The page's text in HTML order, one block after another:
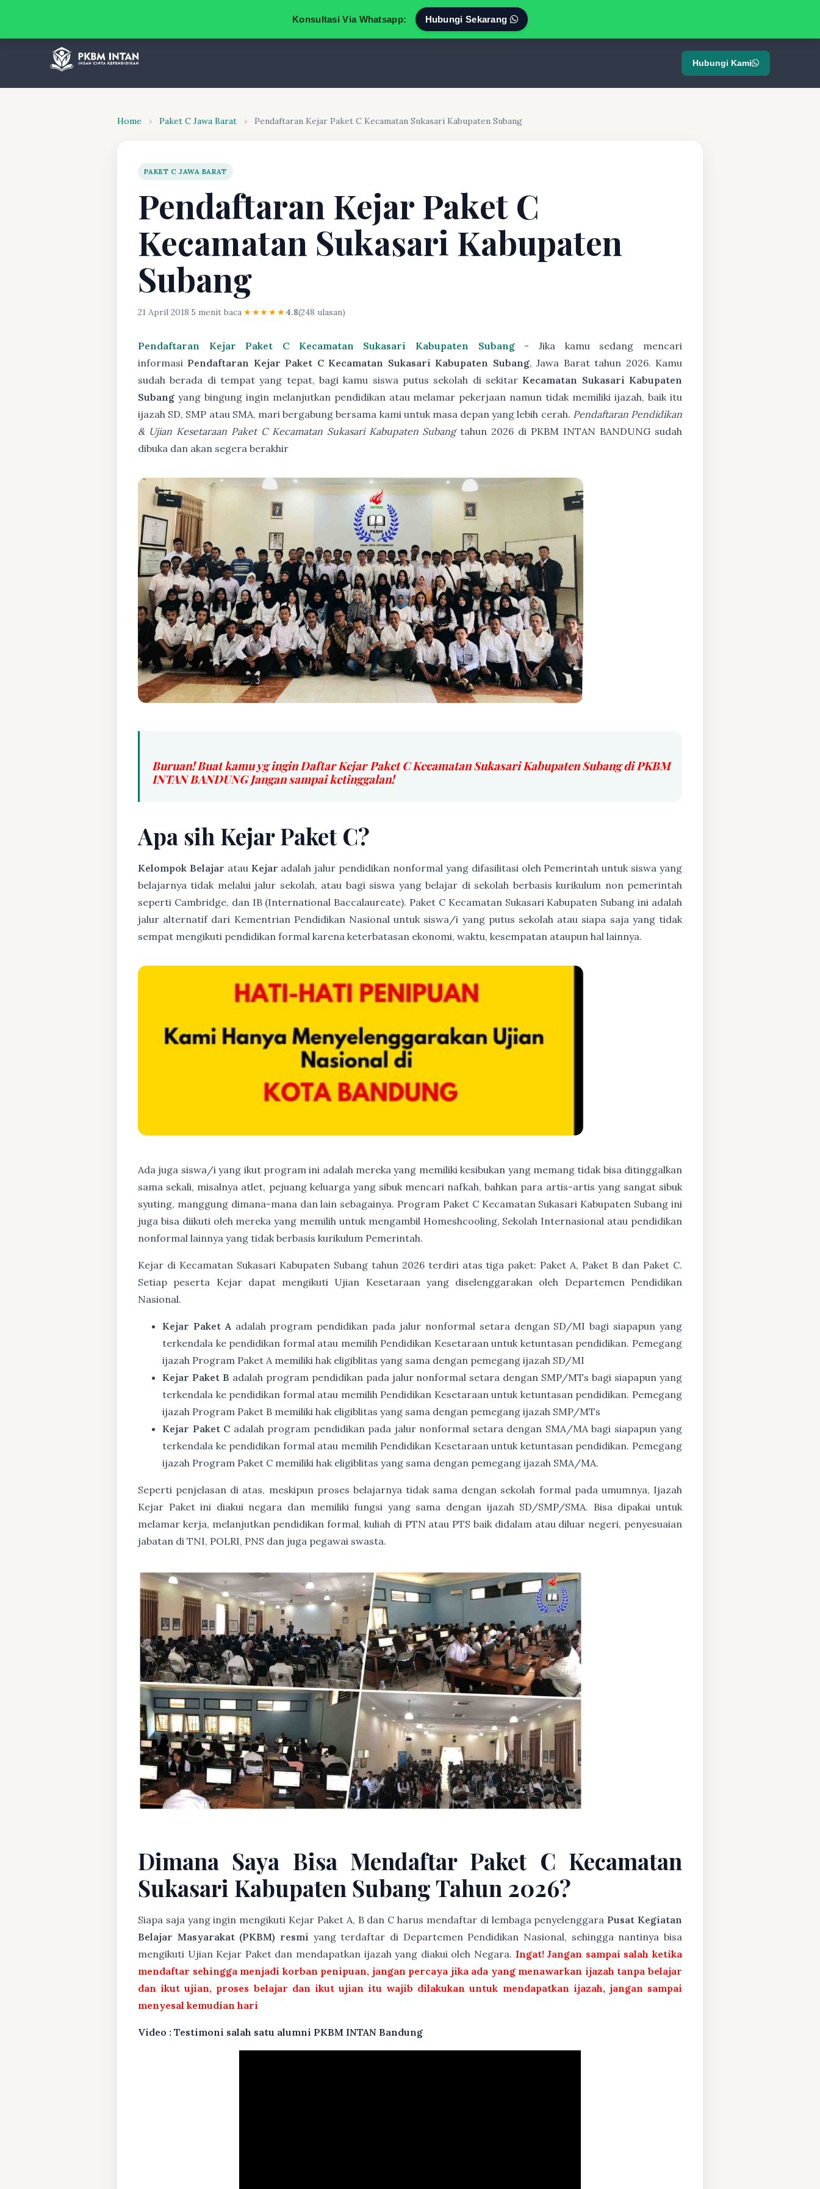
Konsultasi Via Whatsapp: Hubungi Sekarang
Hubungi Kami
Home › Paket C Jawa Barat › Pendaftaran Kejar Paket C Kecamatan Sukasari Kabupaten Subang
PAKET C JAWA BARAT
Pendaftaran Kejar Paket C
Kecamatan Sukasari Kabupaten
Subang
21 April 2018·5 menit baca·★★★★★4.8(248 ulasan)
Pendaftaran Kejar Paket C Kecamatan Sukasari Kabupaten Subang- Jika kamu sedang mencari
informasi Pendaftaran Kejar Paket C Kecamatan Sukasari Kabupaten Subang, Jawa Barat tahun 2026. Kamu
sudah berada di tempat yang tepat, bagi kamu siswa putus sekolah di sekitar Kecamatan Sukasari Kabupaten
Subang yang bingung ingin melanjutkan pendidikan atau melamar pekerjaan namun tidak memiliki ijazah, baik itu
ijazah SD, SMP atau SMA, mari bergabung bersama kami untuk masa depan yang lebih cerah. Pendaftaran Pendidikan
& Ujian Kesetaraan Paket C Kecamatan Sukasari Kabupaten Subangtahun 2026 di PKBM INTAN BANDUNG sudah
dibuka dan akan segera berakhir
Buruan! Buat kamu yg ingin Daftar Kejar Paket C Kecamatan Sukasari Kabupaten Subang di PKBM
INTAN BANDUNG Jangan sampai ketinggalan!
Apa sih Kejar Paket C?
Kelompok Belajar atau Kejar adalah jalur pendidikan nonformal yang difasilitasi oleh Pemerintah untuk siswa yang
belajarnya tidak melalui jalur sekolah, atau bagi siswa yang belajar di sekolah berbasis kurikulum non pemerintah
seperti Cambridge, dan IB (International Baccalaureate). Paket C Kecamatan Sukasari Kabupaten Subang ini adalah
jalur alternatif dari Kementrian Pendidikan Nasional untuk siswa/i yang putus sekolah atau siapa saja yang tidak
sempat mengikuti pendidikan formal karena keterbatasan ekonomi, waktu, kesempatan ataupun hal lainnya.
Ada juga siswa/i yang ikut program ini adalah mereka yang memiliki kesibukan yang memang tidak bisa ditinggalkan
sama sekali, misalnya atlet, pejuang keluarga yang sibuk mencari nafkah, bahkan para artis-artis yang sangat sibuk
syuting, manggung dimana-mana dan lain sebagainya. Program Paket C Kecamatan Sukasari Kabupaten Subang ini
juga bisa diikuti oleh mereka yang memilih untuk mengambil Homeshcooling, Sekolah Internasional atau pendidikan
nonformal lainnya yang tidak berbasis kurikulum Pemerintah.
Kejar di Kecamatan Sukasari Kabupaten Subang tahun 2026 terdiri atas tiga paket: Paket A, Paket B dan Paket C.
Setiap peserta Kejar dapat mengikuti Ujian Kesetaraan yang diselenggarakan oleh Departemen Pendidikan
Nasional.
Kejar Paket Aadalah program pendidikan pada jalur nonformal setara dengan SD/MI bagi siapapun yang
terkendala ke pendidikan formal atau memilih Pendidikan Kesetaraan untuk ketuntasan pendidikan. Pemegang
ijazah Program Paket A memiliki hak eligiblitas yang sama dengan pemegang ijazah SD/MI
Kejar Paket B adalah program pendidikan pada jalur nonformal setara dengan SMP/MTs bagi siapapun yang
terkendala ke pendidikan formal atau memilih Pendidikan Kesetaraan untuk ketuntasan pendidikan. Pemegang
ijazah Program Paket B memiliki hak eligiblitas yang sama dengan pemegang ijazah SMP/MTs
Kejar Paket C adalah program pendidikan pada jalur nonformal setara dengan SMA/MA bagi siapapun yang
terkendala ke pendidikan formal atau memilih Pendidikan Kesetaraan untuk ketuntasan pendidikan. Pemegang
ijazah Program Paket C memiliki hak eligiblitas yang sama dengan pemegang ijazah SMA/MA.
Seperti penjelasan di atas, meskipun proses belajarnya tidak sama dengan sekolah formal pada umumnya, Ijazah
Kejar Paket ini diakui negara dan memiliki fungsi yang sama dengan ijazah SD/SMP/SMA. Bisa dipakai untuk
melamar kerja, melanjutkan pendidikan formal, kuliah di PTN atau PTS baik didalam atau diluar negeri, penyesuaian
jabatan di TNI, POLRI, PNS dan juga pegawai swasta.
Dimana Saya Bisa Mendaftar Paket C Kecamatan
Sukasari Kabupaten Subang Tahun 2026?
Siapa saja yang ingin mengikuti Kejar Paket A, B dan C harus mendaftar di lembaga penyelenggara Pusat Kegiatan
Belajar Masyarakat (PKBM) resmi yang terdaftar di Departemen Pendidikan Nasional, sehingga nantinya bisa
mengikuti Ujian Kejar Paket dan mendapatkan ijazah yang diakui oleh Negara. Ingat! Jangan sampai salah ketika
mendaftar sehingga menjadi korban penipuan, jangan percaya jika ada yang menawarkan ijazah tanpa belajar
dan ikut ujian, proses belajar dan ikut ujian itu wajib dilakukan untuk mendapatkan ijazah, jangan sampai
menyesal kemudian hari
Video : Testimoni salah satu alumni PKBM INTAN Bandung